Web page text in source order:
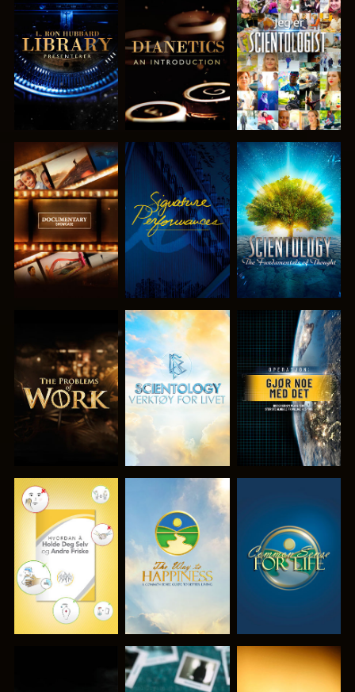
UTFORSK
SERIEN
UTFORSK
SERIEN
SE
UTFORSK
SERIEN
SE
UTFORSK
SERIEN
UTFORSK
SERIEN
UTFORSK
SERIEN
SE
SE SE SE